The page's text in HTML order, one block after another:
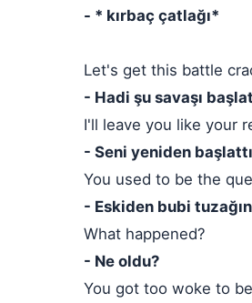
- * kırbaç çatlağı*
Let's get this battle
- Hadi şu savaşı
I'll leave you like your
- Seni yeniden
You used to be the
- Eskiden bubi
What happened?
- Ne oldu?
You got too woke to